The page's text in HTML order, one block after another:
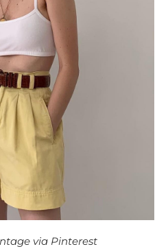
via Pinterest